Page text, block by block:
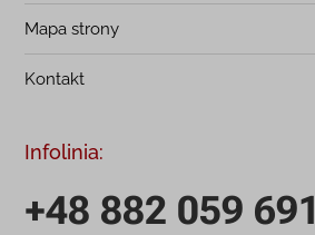
Mapa strony
Kontakt
Infolinia:
+48 882 059 691